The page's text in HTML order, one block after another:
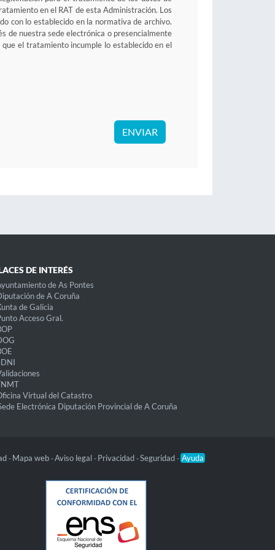
en el RAT de esta Administración. Los
con lo establecido en la normativa de archivo.
de nuestra sede electrónica o presencialmente
el tratamiento incumple lo establecido en el
ENVIAR
DE INTERÉS
de As Pontes
de A Coruña
de Galicia
Acceso Gral.
Virtual del Catastro
Electrónica Diputación Provincial de A Coruña
- Mapa web -Aviso legal - Privacidad -Seguridad - Ayuda